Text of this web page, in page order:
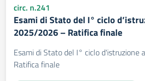
circ. n.241
Esami di Stato del I° ciclo
2025/2026 – Ratifica finale
Esami di Stato del I° ciclo d'istruzione
Ratifica finale